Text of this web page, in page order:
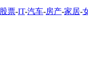
股票-IT-汽车-房产-家居-